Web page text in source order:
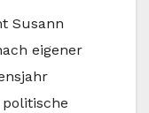
Susann
eigener